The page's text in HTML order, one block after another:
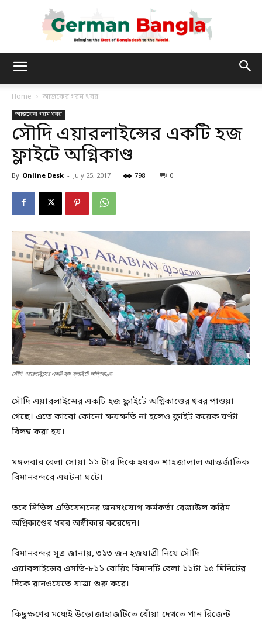
Bangla
Home আজকের গরম খবর
আজকের গরম খবর
সৌদি এয়ারলাইন্সের একটি হজ
ফ্লাইটে অগ্নিকাণ্ড
By Online Desk - July 25, 2017 798 0
সৌদি এয়ারলাইন্সের একটি হজ ফ্লাইটে অগ্নিকাণ্ড
সৌদি এয়ারলাইন্সের একটি হজ ফ্লাইটে অগ্নিকাণ্ডের খবর পাওয়া
গেছে। এতে কারো কোনো ক্ষয়ক্ষতি না হলেও ফ্লাইট কয়েক ঘণ্টা
বিলম্ব করা হয়।
মঙ্গলবার বেলা সোয়া ১১ টার দিকে হযরত শাহজালাল আন্তর্জাতিক
বিমানবন্দরে এঘটনা ঘটে।
তবে সিভিল এভিয়েশনের জনসংযোগ কর্মকর্তা রেজাউল করিম
অগ্নিকাণ্ডের খবর অস্বীকার করেছেন।
বিমানবন্দর সূত্র জানায়, ৩১৩ জন হজযাত্রী নিয়ে সৌদি
এয়ারলাইন্সের এসভি-৮১১ বোয়িং বিমানটি বেলা ১১টা ১৫ মিনিটের
দিকে রানওয়েতে যাত্রা শুরু করে।
কিছুক্ষণের মধ্যেই উড়োজাহাজটিতে ধোঁয়া দেখতে পান রিজেন্ট